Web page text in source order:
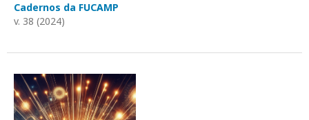
Cadernos da FUCAMP
v. 38 (2024)